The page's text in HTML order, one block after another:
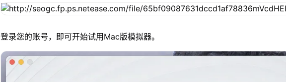
登录您的账号，即可开始试用Mac版模拟器。